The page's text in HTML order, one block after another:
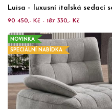
90 450,- Kč - 187 330,- Kč
NOVINKA
SPECIÁLNÍ NABÍDKA